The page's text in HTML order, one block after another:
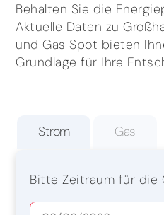
Behalten Sie die
Aktuelle Daten zu
und Gas Spot bieten
Grundlage für Ihre
Strom Gas
Bitte Zeitraum für die